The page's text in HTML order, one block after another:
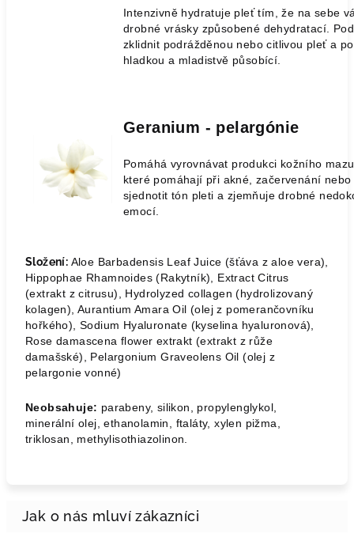
Intenzivně hydratuje pleť tím, že na sebe
drobné vrásky způsobené dehydratací.
zklidnit podrážděnou nebo citlivou pleť a
hladkou a mladistvě působící.
Geranium - pelargónie
Pomáhá vyrovnávat produkci kožního
které pomáhají při akné, začervenání
sjednotit tón pleti a zjemňuje drobné
emocí.
Složení: Aloe Barbadensis Leaf Juice (šťáva z aloe vera),
Hippophae Rhamnoides (Rakytník), Extract Citrus
(extrakt z citrusu), Hydrolyzed collagen (hydrolizovaný
kolagen), Aurantium Amara Oil (olej z pomerančovníku
hořkého), Sodium Hyaluronate (kyselina hyaluronová),
Rose damascena flower extrakt (extrakt z růže
damašské), Pelargonium Graveolens Oil (olej z
pelargonie vonné)
Neobsahuje: parabeny, silikon, propylenglykol,
minerální olej, ethanolamin, ftaláty, xylen pižma,
triklosan, methylisothiazolinon.